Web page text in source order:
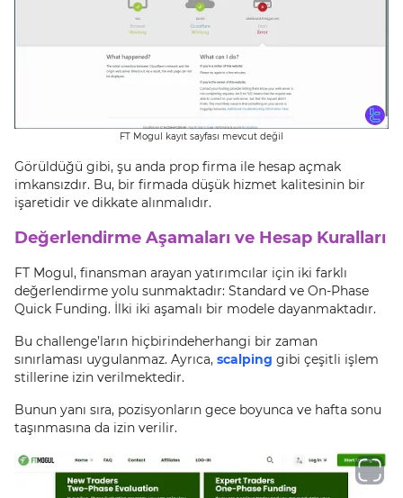
FT Mogul kayıt sayfası mevcut değil
Görüldüğü gibi, şu anda prop firma ile hesap açmak
imkansızdır. Bu, bir firmada düşük hizmet kalitesinin bir
işaretidir ve dikkate alınmalıdır.
Değerlendirme Aşamaları ve Hesap Kuralları
FT Mogul, finansman arayan yatırımcılar için iki farklı
değerlendirme yolu sunmaktadır: Standard ve On-Phase
Quick Funding. İlki iki aşamalı bir modele dayanmaktadır.
Bu challenge’ların hiçbirindeherhangi bir zaman
sınırlaması uygulanmaz. Ayrıca, scalping gibi çeşitli işlem
stillerine izin verilmektedir.
Bunun yanı sıra, pozisyonların gece boyunca ve hafta sonu
taşınmasına da izin verilir.